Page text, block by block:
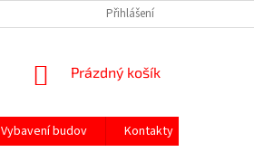
Přihlášení
NÁKUPNÍ
Prázdný košík
Vybavení budov
Kontakty